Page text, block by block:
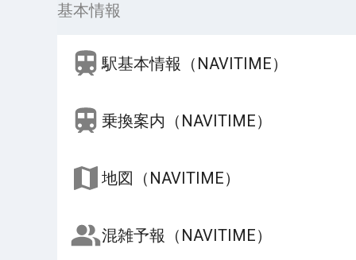
基本情報
駅基本情報（NAVITIME）
乗換案内（NAVITIME）
地図（NAVITIME）
混雑予報（NAVITIME）